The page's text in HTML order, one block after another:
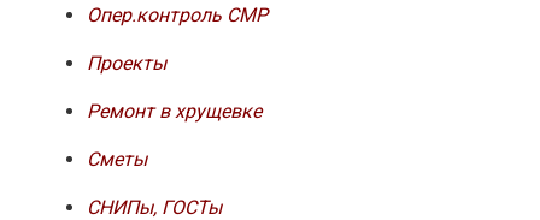
Опер.контроль СМР
Проекты
Ремонт в хрущевке
Сметы
СНИПы, ГОСТы